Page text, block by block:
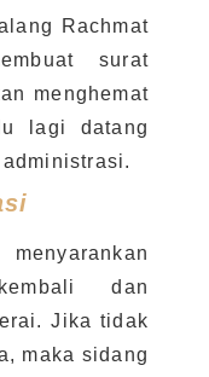
Rachmat
surat
menghemat
lagi datang
dan
Jika tidak
maka sidang